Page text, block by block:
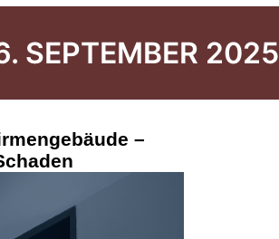
SEPTEMBER 2025
–